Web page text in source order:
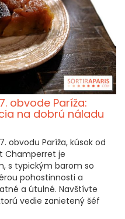
obvode Paríža:
na dobrú náladu
obvodu Paríža, kúsok od
Champerret je
s typickým barom so
pohostinnosti a
a útulné. Navštívte
vedie zanietený šéf